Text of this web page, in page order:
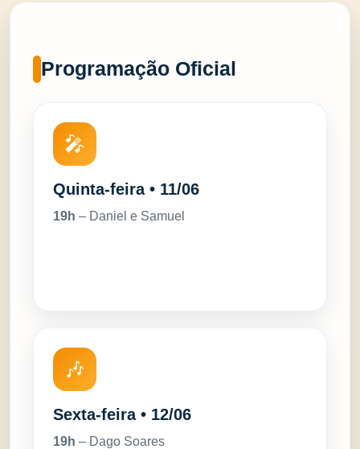
Programação Oficial
🎤
Quinta-feira • 11/06
19h – Daniel e Samuel
🎶
Sexta-feira • 12/06
19h – Dago Soares